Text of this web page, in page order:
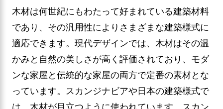
木材は何世紀にもわたって好まれている建築材料
であり、その汎用性によりさまざまな建築様式に
適応できます。現代デザインでは、木材はその温
かみと自然の美しさが高く評価されており、モダ
ンな家屋と伝統的な家屋の両方で定番の素材とな
っています。スカンジナビアや日本の建築様式で
は、木材が目立つように使われています。スカン